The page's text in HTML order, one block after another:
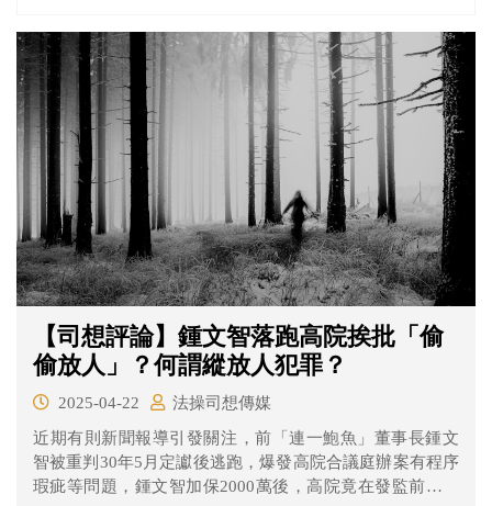
多代表他們加班也要變多。在國定假日4+1天上路前，台灣
有哪些可以放假的國定假日呢？這次修法還將原本只有在
行政命令位階的《紀念日及節日實施辦法》提高到法律位
階，行政命令與法律有什麼不同呢？讓法操為您說明！
【司想評論】鍾文智落跑高院挨批「偷
偷放人」？何謂縱放人犯罪？
2025-04-22
法操司想傳媒
近期有則新聞報導引發關注，前「連一鮑魚」董事長鍾文
智被重判30年5月定讞後逃跑，爆發高院合議庭辦案有程序
瑕疵等問題，鍾文智加保2000萬後，高院竟在發監前解除